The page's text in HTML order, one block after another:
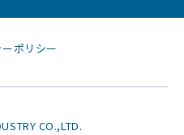
CO.,LTD.
ポリシー